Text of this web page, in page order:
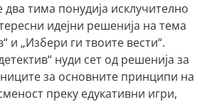
тима понудија исклучително
идејни решенија на тема
и „Избери ги твоите вести“.
нуди сет од решенија за
за основните принципи на
преку едукативни игри,